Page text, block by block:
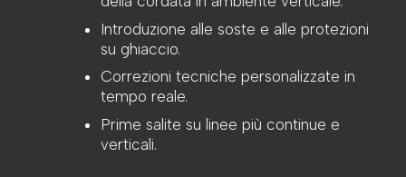
Introduzione alle soste e alle protezioni
su ghiaccio.
Correzioni tecniche personalizzate in
tempo reale.
Prime salite su linee più continue e
verticali.